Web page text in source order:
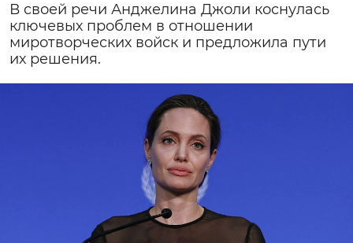
В своей речи Анджелина Джоли коснулась
ключевых проблем в отношении
миротворческих войск и предложила пути
их решения.